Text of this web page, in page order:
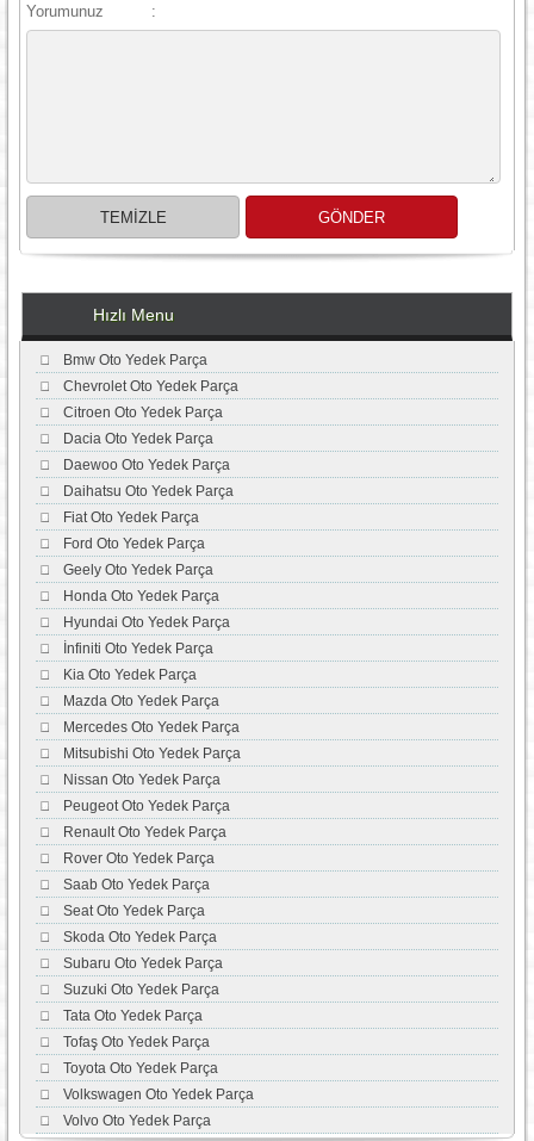
Yorumunuz :
Hızlı Menu
Bmw Oto Yedek Parça
Chevrolet Oto Yedek Parça
Citroen Oto Yedek Parça
Dacia Oto Yedek Parça
Daewoo Oto Yedek Parça
Daihatsu Oto Yedek Parça
Fiat Oto Yedek Parça
Ford Oto Yedek Parça
Geely Oto Yedek Parça
Honda Oto Yedek Parça
Hyundai Oto Yedek Parça
İnfiniti Oto Yedek Parça
Kia Oto Yedek Parça
Mazda Oto Yedek Parça
Mercedes Oto Yedek Parça
Mitsubishi Oto Yedek Parça
Nissan Oto Yedek Parça
Peugeot Oto Yedek Parça
Renault Oto Yedek Parça
Rover Oto Yedek Parça
Saab Oto Yedek Parça
Seat Oto Yedek Parça
Skoda Oto Yedek Parça
Subaru Oto Yedek Parça
Suzuki Oto Yedek Parça
Tata Oto Yedek Parça
Tofaş Oto Yedek Parça
Toyota Oto Yedek Parça
Volkswagen Oto Yedek Parça
Volvo Oto Yedek Parça